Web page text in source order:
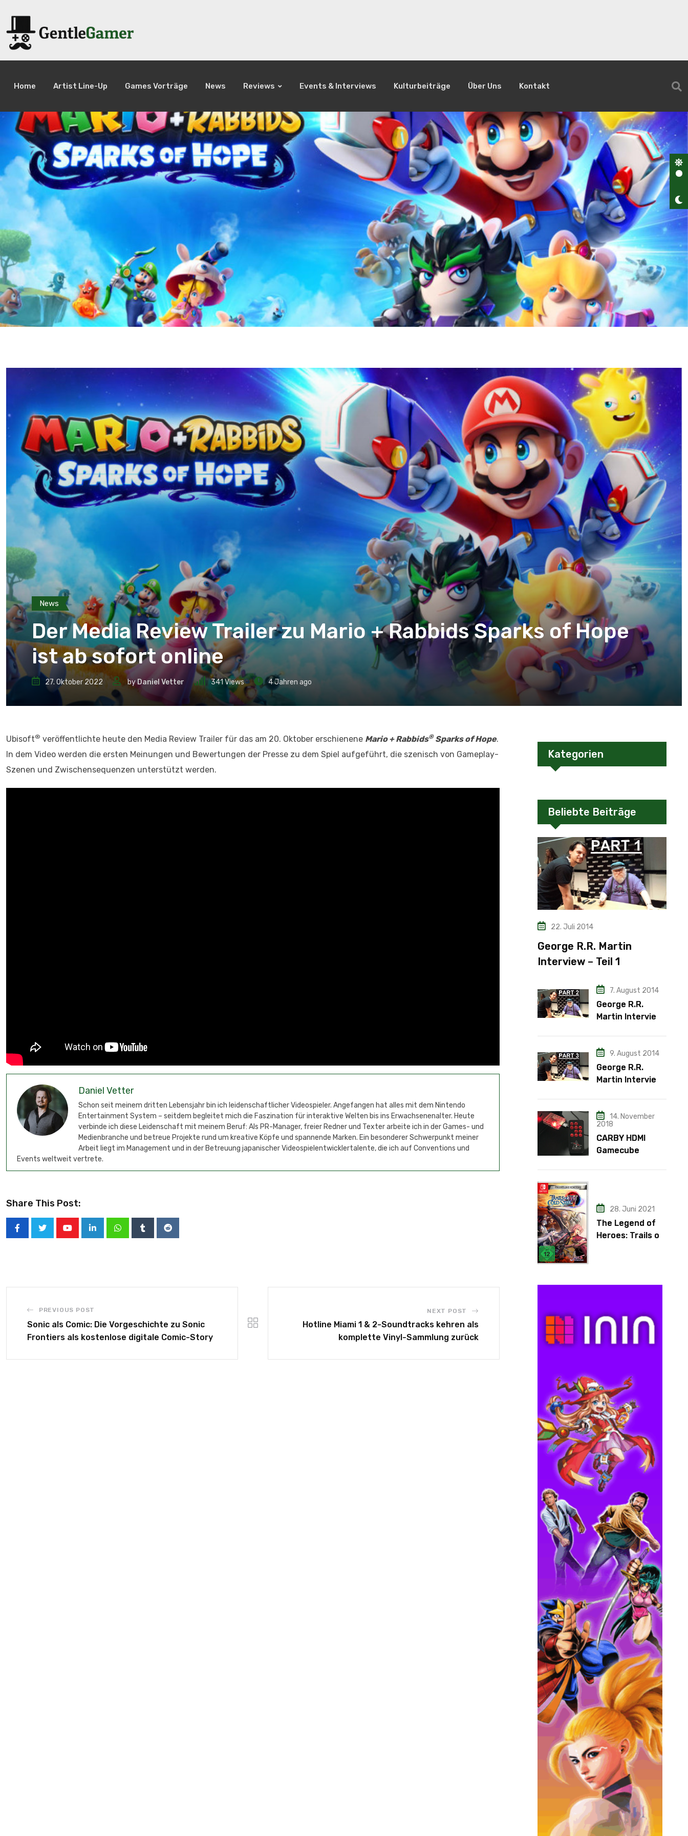
Home Artist Line-Up Games Vorträge News Reviews Events & Interviews Kulturbeiträge Über Uns Kontakt
News
Der Media Review Trailer zu Mario + Rabbids Sparks of Hope
ist ab sofort online
27. Oktober 2022 byDaniel Vetter 341 Views 4 Jahren ago
Ubisoft® veröffentlichte heute den Media Review Trailer für das am 20. Oktober erschienene Mario + Rabbids®Sparks of Hope.
In dem Video werden die ersten Meinungen und Bewertungen der Presse zu dem Spiel aufgeführt, die szenisch von Gameplay-
Szenen und Zwischensequenzen unterstützt werden.
Daniel Vetter
Schon seit meinem dritten Lebensjahr bin ich leidenschaftlicher Videospieler. Angefangen hat alles mit dem Nintendo
Entertainment System – seitdem begleitet mich die Faszination für interaktive Welten bis ins Erwachsenenalter. Heute
verbinde ich diese Leidenschaft mit meinem Beruf: Als PR-Manager, freier Redner und Texter arbeite ich in der Games- und
Medienbranche und betreue Projekte rund um kreative Köpfe und spannende Marken. Ein besonderer Schwerpunkt meiner
Arbeit liegt im Management und in der Betreuung japanischer Videospielentwicklertalente, die ich auf Conventions und
Events weltweit vertrete.
Share This Post:
PREVIOUS POST
Sonic als Comic: Die Vorgeschichte zu Sonic
Frontiers als kostenlose digitale Comic-Story
NEXT POST
Hotline Miami 1 & 2-Soundtracks kehren als
komplette Vinyl-Sammlung zurück
Kategorien
Beliebte Beiträge
22. Juli 2014
George R.R. Martin
Interview – Teil 1
7. August 2014
George R.R.
Martin Interview
9. August 2014
George R.R.
Martin Interview
14. November
2018
CARBY HDMI
Gamecube
28. Juni 2021
The Legend of
Heroes: Trails of